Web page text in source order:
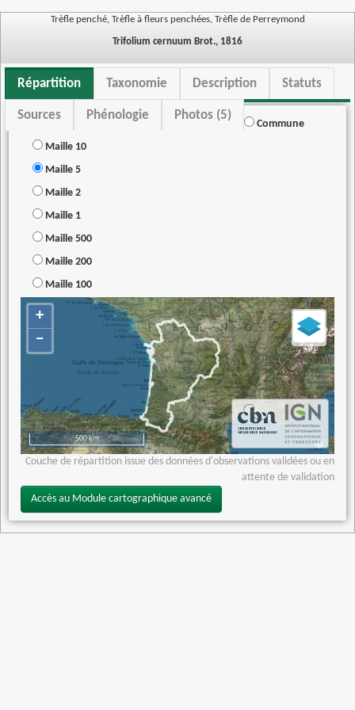
Trèfle penché, Trèfle à fleurs penchées, Trèfle de Perreymond
Trifolium cernuum Brot., 1816
Répartition Taxonomie Description Statuts
Sources Phénologie Photos (5)
Commune
Maille 10
Maille 5
Maille 2
Maille 1
Maille 500
Maille 200
Maille 100
+
−
500 km
Couche de répartition issue des données d'observations validées ou en
attente de validation
Accès au Module cartographique avancé